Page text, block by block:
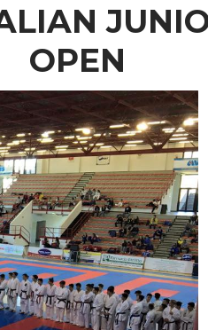
OPEN